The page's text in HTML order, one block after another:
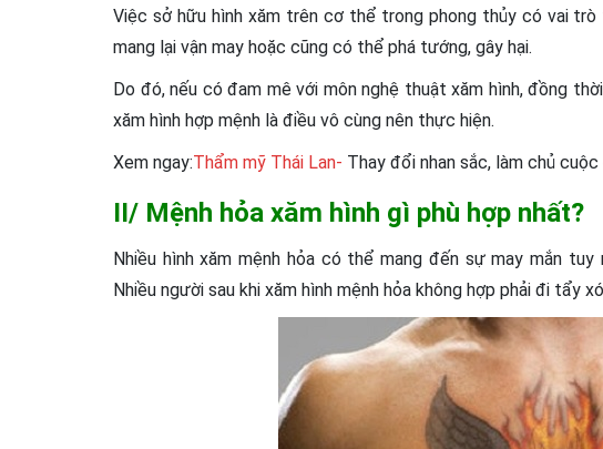
Việc sở hữu hình xăm trên cơ thể trong phong thủy có vai
mang lại vận may hoặc cũng có thể phá tướng, gây hại.
Do đó, nếu có đam mê với môn nghệ thuật xăm hình, đồng
xăm hình hợp mệnh là điều vô cùng nên thực hiện.
Xem ngay:Thẩm mỹ Thái Lan- Thay đổi nhan sắc, làm chủ
II/ Mệnh hỏa xăm hình gì phù hợp nhất?
Nhiều hình xăm mệnh hỏa có thể mang đến sự may mắn
Nhiều người sau khi xăm hình mệnh hỏa không hợp phải đi tẩy